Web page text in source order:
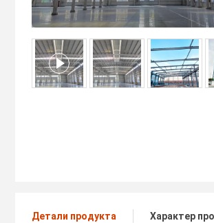
Детали продукта Характер